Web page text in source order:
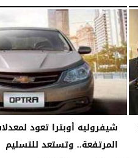
شيفروليه أوبترا تعود
المرتفعة.. وتستعد للتسليم